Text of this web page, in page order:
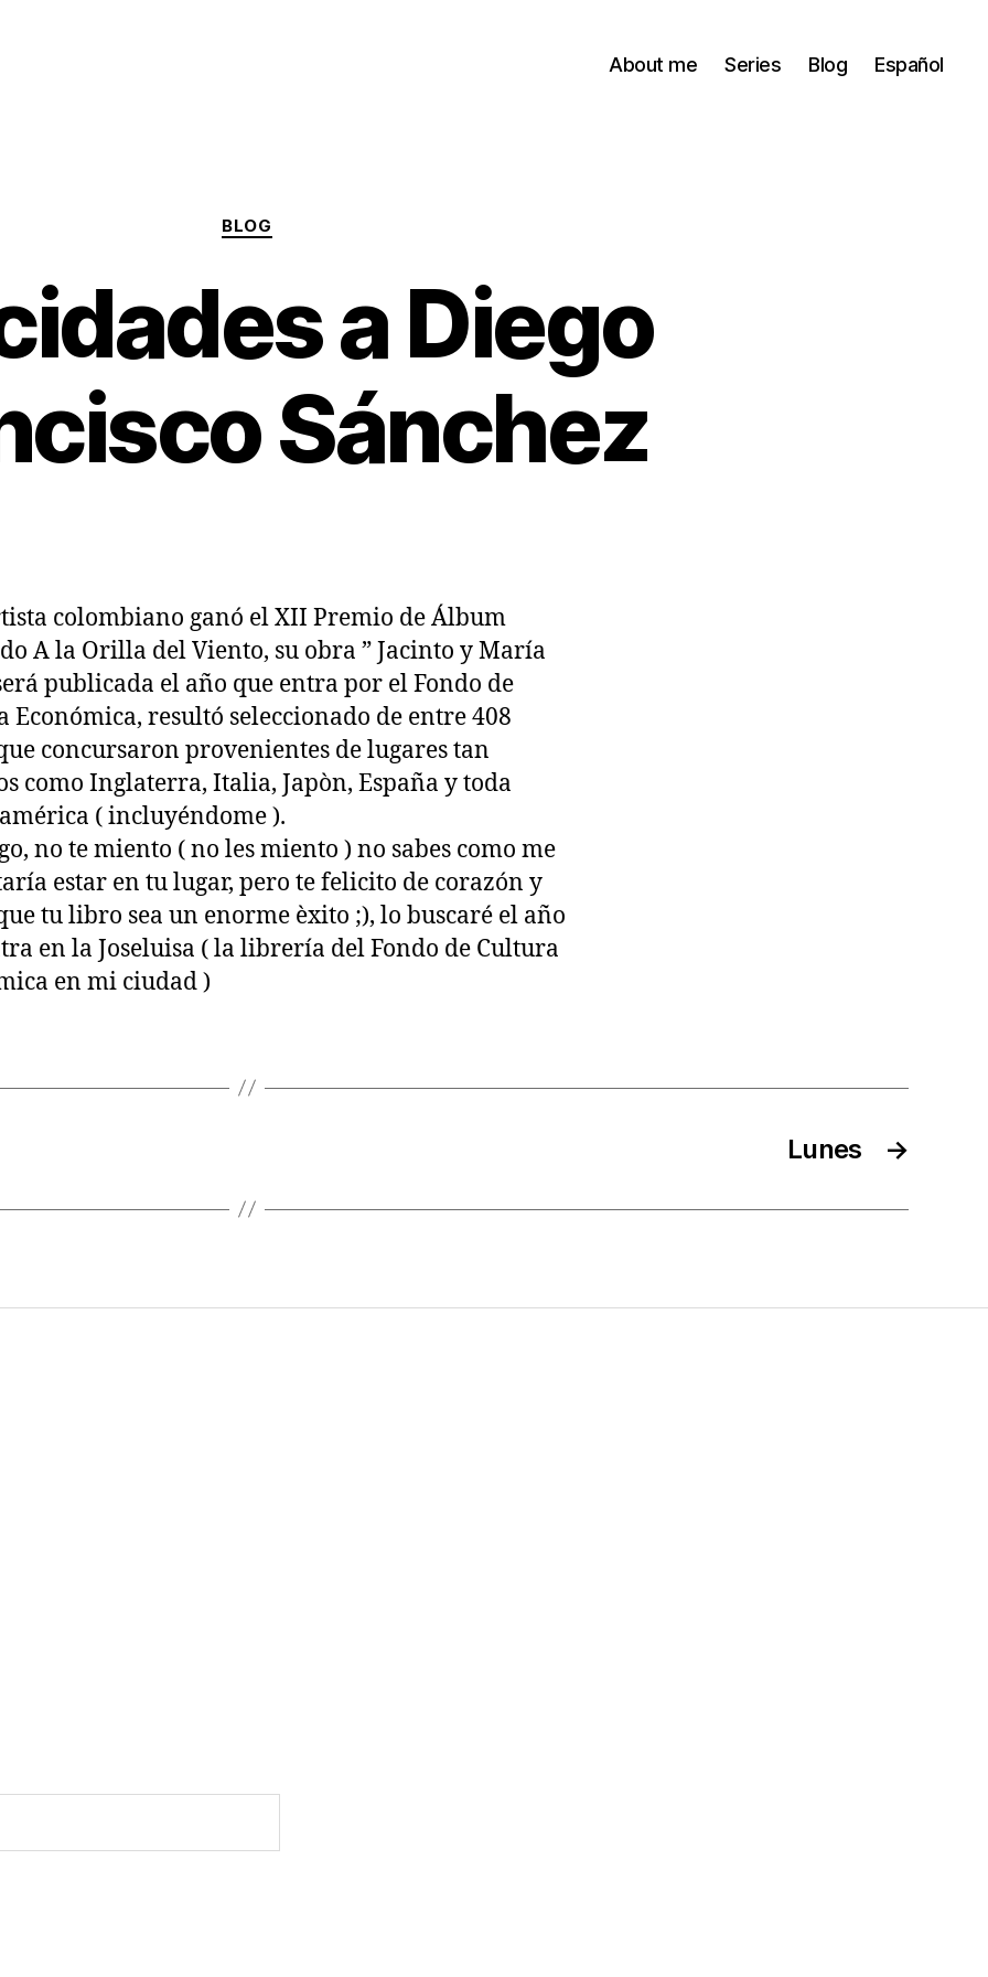
About me Series Blog Español
Categories
BLOG
a Diego
Sánchez
colombiano ganó el XII Premio de Álbum
A la Orilla del Viento, su obra ” Jacinto y María
publicada el año que entra por el Fondo de
Económica, resultó seleccionado de entre 408
concursaron provenientes de lugares tan
como Inglaterra, Italia, Japòn, España y toda
( incluyéndome ).
no te miento ( no les miento ) no sabes como me
estar en tu lugar, pero te felicito de corazón y
tu libro sea un enorme èxito ;), lo buscaré el año
en la Joseluisa ( la librería del Fondo de Cultura
en mi ciudad )
→
Lunes